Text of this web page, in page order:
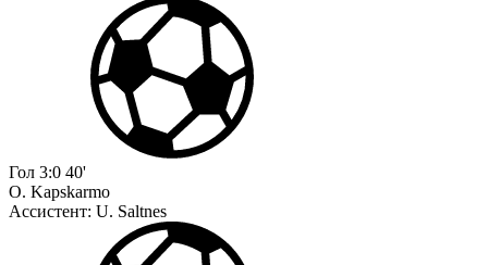
Гол 3:0 40'
O. Kapskarmo
Ассистент: U. Saltnes